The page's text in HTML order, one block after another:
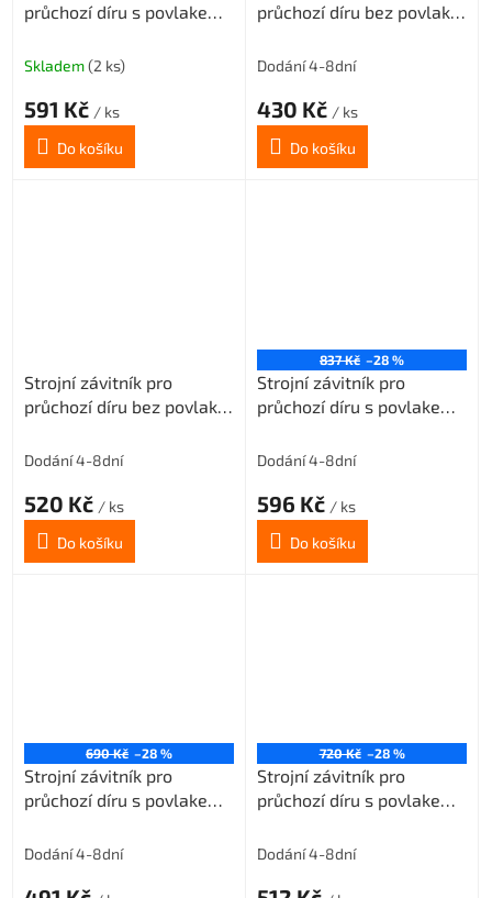
průchozí díru s povlakem
ISO2/6H
Skladem(2 ks)
591 Kč / ks
Do košíku
průchozí díru bez povlaku
ISO2/6H
Dodání 4-8dní
430 Kč / ks
Do košíku
Strojní závitník pro
průchozí díru bez povlaku
ISO2/6H
Dodání 4-8dní
520 Kč / ks
Do košíku
837 Kč –28 %
Strojní závitník pro
průchozí díru s povlakem
ISO2/6H
Dodání 4-8dní
596 Kč / ks
Do košíku
690 Kč –28 %
Strojní závitník pro
průchozí díru s povlakem
ISO2/6H
Dodání 4-8dní
720 Kč –28 %
Strojní závitník pro
průchozí díru s povlakem
ISO2/6H
Dodání 4-8dní